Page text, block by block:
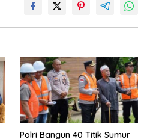
Polri Bangun 40 Titik Sumur